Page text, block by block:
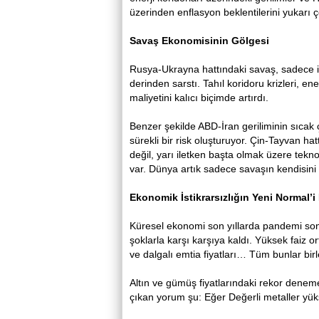
üzerinden enflasyon beklentilerini yukarı
Savaş Ekonomisinin Gölgesi
Rusya-Ukrayna hattındaki savaş,
derinden sarstı. Tahıl koridoru krizleri,
maliyetini kalıcı biçimde artırdı.
Benzer şekilde ABD-İran geriliminin
sürekli bir risk oluşturuyor. Çin-Tayvan
değil, yarı iletken başta olmak üzere
var. Dünya artık sadece savaşın
Ekonomik İstikrarsızlığın Yeni
Küresel ekonomi son yıllarda pandemi
şoklarla karşı karşıya kaldı. Yüksek faiz
ve dalgalı emtia fiyatları… Tüm bunlar
Altın ve gümüş fiyatlarındaki rekor
çıkan yorum şu: Eğer Değerli metaller